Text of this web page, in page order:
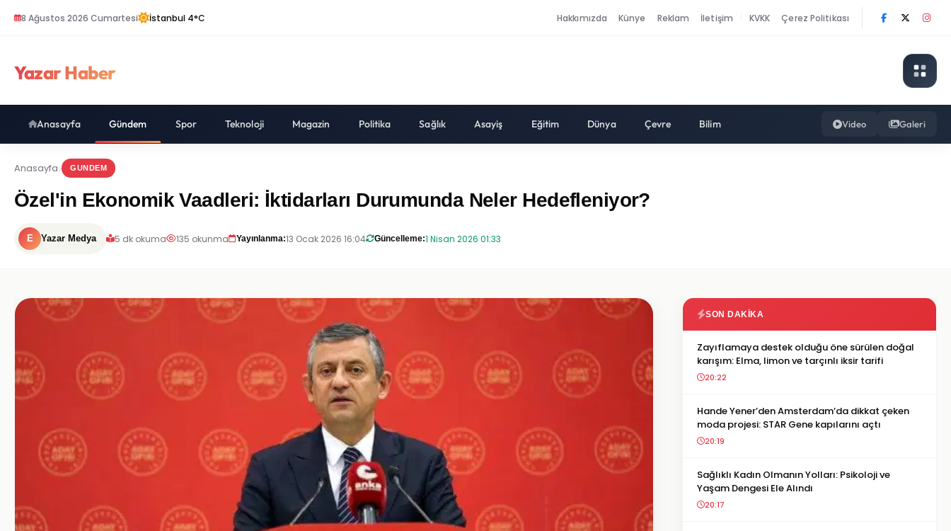
8 Ağustos 2026 Cumartesi İstanbul 4°C Hakkımızda Künye Reklam İletişim KVKK Çerez Politikası
Yazar Haber
Anasayfa Gündem Spor Teknoloji Magazin Politika Sağlık Asayiş Eğitim Dünya Çevre Bilim Video Galeri
Anasayfa GUNDEM
Özel'in Ekonomik Vaadleri: İktidarları Durumunda Neler Hedefleniyor?
E Yazar Medya 5 dk okuma 135 okunma Yayınlanma:13 Ocak 2026 16:04 Güncelleme:1 Nisan 2026 01:33
SON DAKIKA
Zayıflamaya destek olduğu öne sürülen doğal
karışım: Elma, limon ve tarçınlı iksir tarifi
20:22
Hande Yener’den Amsterdam’da dikkat çeken
moda projesi: STAR Gene kapılarını açtı
20:19
Sağlıklı Kadın Olmanın Yolları: Psikoloji ve
Yaşam Dengesi Ele Alındı
20:17